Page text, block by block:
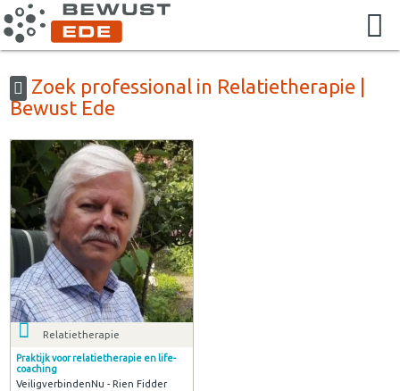
Zoek professional in Relatietherapie |
Bewust Ede
Relatietherapie
Praktijk voor relatietherapie en life-
coaching
VeiligverbindenNu - Rien Fidder